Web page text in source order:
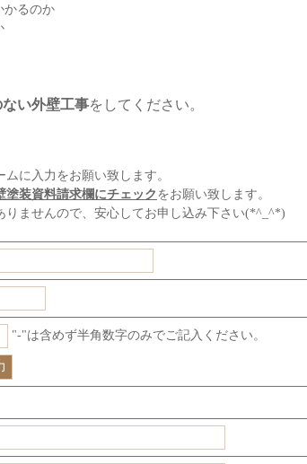
かるのか
い外壁工事をしてください。
に入力をお願い致します。
塗装資料請求欄にチェック をお願い致します。
ませんので、安心してお申し込み下さい(*^_^*)
"-"は含めず半角数字のみでご記入ください。